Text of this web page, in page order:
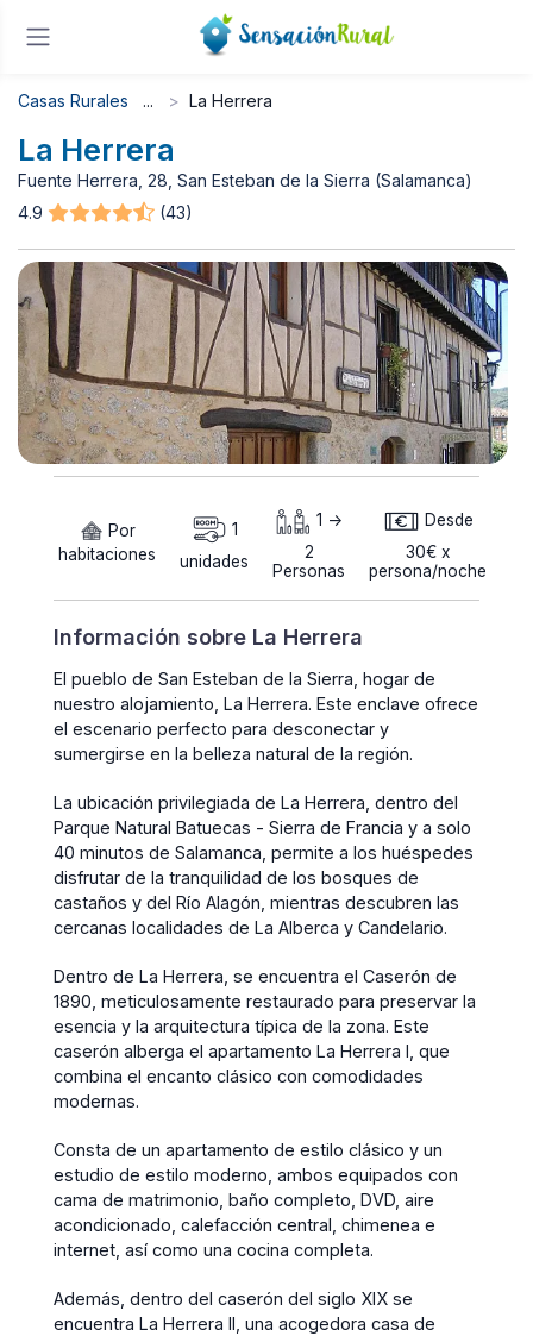
Casas Rurales La Herrera
La Herrera
Fuente Herrera, 28, San Esteban de la Sierra (Salamanca)
4.9
(43)
Por
habitaciones
1
unidades
1 ->
2
Personas
Desde
30€ x
persona/noche
Información sobre La Herrera
El pueblo de San Esteban de la Sierra, hogar de
nuestro alojamiento, La Herrera. Este enclave ofrece
el escenario perfecto para desconectar y
sumergirse en la belleza natural de la región.
La ubicación privilegiada de La Herrera, dentro del
Parque Natural Batuecas - Sierra de Francia y a solo
40 minutos de Salamanca, permite a los huéspedes
disfrutar de la tranquilidad de los bosques de
castaños y del Río Alagón, mientras descubren las
cercanas localidades de La Alberca y Candelario.
Dentro de La Herrera, se encuentra el Caserón de
1890, meticulosamente restaurado para preservar la
esencia y la arquitectura típica de la zona. Este
caserón alberga el apartamento La Herrera I, que
combina el encanto clásico con comodidades
modernas.
Consta de un apartamento de estilo clásico y un
estudio de estilo moderno, ambos equipados con
cama de matrimonio, baño completo, DVD, aire
acondicionado, calefacción central, chimenea e
internet, así como una cocina completa.
Además, dentro del caserón del siglo XIX se
encuentra La Herrera II, una acogedora casa de